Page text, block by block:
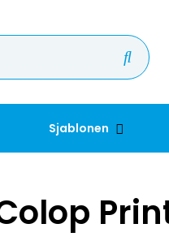
Sjablonen
Colop
Afdrukformaat: Ø40mm